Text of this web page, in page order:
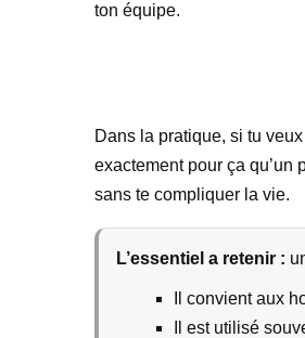
ton équipe.
Dans la pratique, si tu
exactement pour ça qu’un
sans te compliquer la vie.
L’essentiel a retenir :
Il convient aux
Il est utilisé